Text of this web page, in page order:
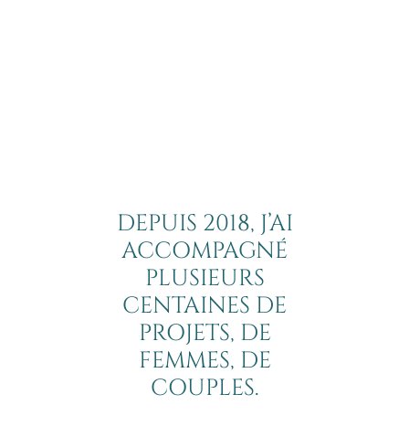
DEPUIS 2018, J’AI
ACCOMPAGNÉ
PLUSIEURS
CENTAINES DE
PROJETS, DE
FEMMES, DE
COUPLES.